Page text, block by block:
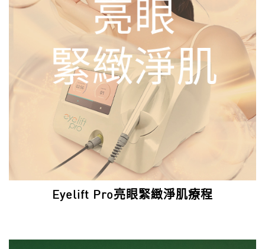
Eyelift Pro亮眼緊緻淨肌療程